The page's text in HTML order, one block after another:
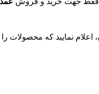
اعلام نمایید که محصولات